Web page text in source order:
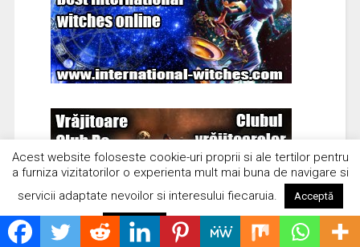
Acest website foloseste cookie-uri proprii si ale tertilor pentru
a furniza vizitatorilor o experienta mult mai buna de navigare si
servicii adaptate nevoilor si interesului fiecaruia.
Acceptă
Respinge Citește mai mult